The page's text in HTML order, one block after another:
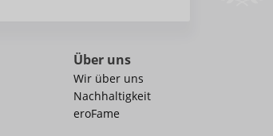
Über uns
Wir über uns
Nachhaltigkeit
eroFame